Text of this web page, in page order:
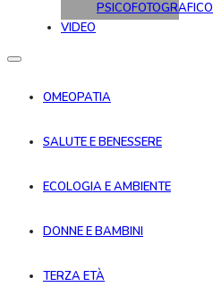
PSICOFOTOGRAFICO
VIDEO
OMEOPATIA
SALUTE E BENESSERE
ECOLOGIA E AMBIENTE
DONNE E BAMBINI
TERZA ETÀ